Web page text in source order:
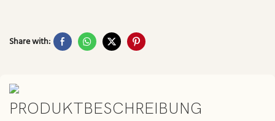
Share with:
PRODUKTBESCHREIBUNG